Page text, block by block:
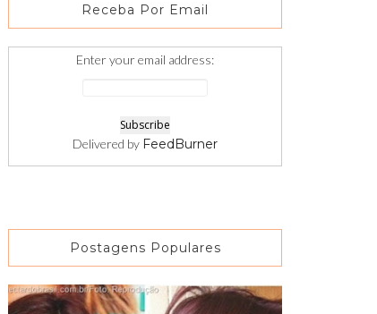
Receba Por Email
Enter your email address:
Delivered by FeedBurner
Postagens Populares